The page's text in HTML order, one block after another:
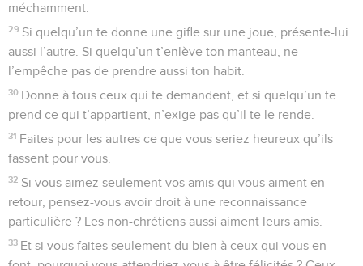
méchamment.
29 Si quelqu’un te donne une gifle sur une joue, présente-lui
aussi l’autre. Si quelqu’un t’enlève ton manteau, ne
l’empêche pas de prendre aussi ton habit.
30 Donne à tous ceux qui te demandent, et si quelqu’un te
prend ce qui t’appartient, n’exige pas qu’il te le rende.
31 Faites pour les autres ce que vous seriez heureux qu’ils
fassent pour vous.
32 Si vous aimez seulement vos amis qui vous aiment en
retour, pensez-vous avoir droit à une reconnaissance
particulière ? Les non-chrétiens aussi aiment leurs amis.
33 Et si vous faites seulement du bien à ceux qui vous en